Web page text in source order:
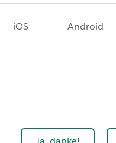
iOS Android